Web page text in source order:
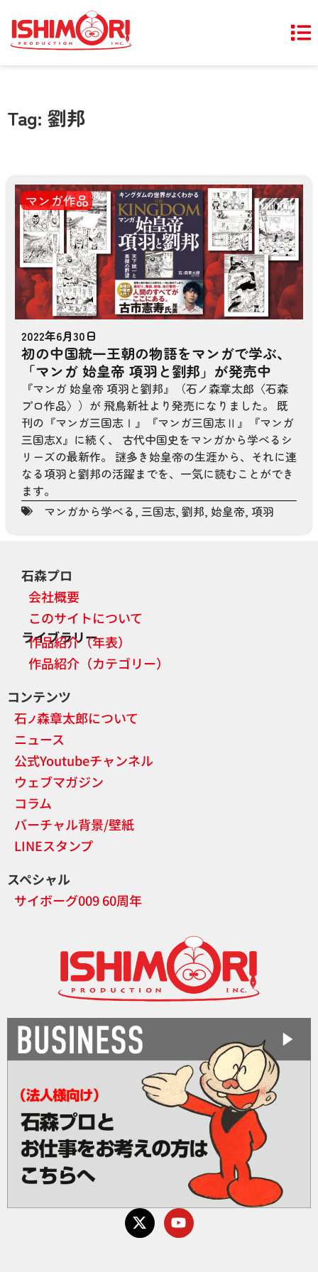
Tag: 劉邦
マンガ作品
2022年6月30日
初の中国統一王朝の物語をマンガで学ぶ、
「マンガ 始皇帝 項羽と劉邦」が発売中
『マンガ 始皇帝 項羽と劉邦』（石ノ森章太郎〈石森
プロ作品〉）が 飛鳥新社より発売になりました。 既
刊の『マンガ三国志Ⅰ』『マンガ三国志Ⅱ』『マンガ
三国志X』に続く、 古代中国史をマンガから学べるシ
リーズの最新作。 謎多き始皇帝の生涯から、それに連
なる項羽と劉邦の活躍までを、一気に読むことができ
ます。
マンガから学べる, 三国志, 劉邦, 始皇帝, 項羽
石森プロ
会社概要
このサイトについて
ライブラリー
作品紹介（年表）
作品紹介（カテゴリー）
コンテンツ
石ノ森章太郎について
ニュース
公式Youtubeチャンネル
ウェブマガジン
コラム
バーチャル背景/壁紙
LINEスタンプ
スペシャル
サイボーグ009 60周年